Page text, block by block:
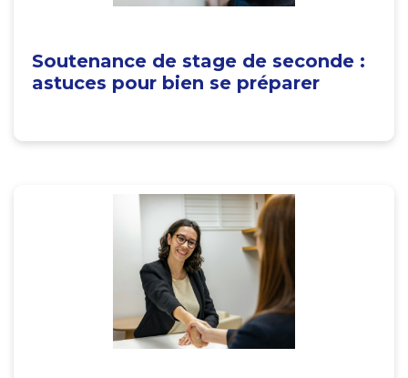
Soutenance de stage de seconde :
astuces pour bien se préparer